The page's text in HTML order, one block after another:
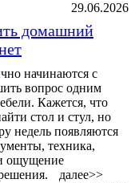
29.06.2026
домашний
начинаются с
вопрос одним
Кажется, что
стол и стул, но
недель появляются
техника,
ощущение
далее>>